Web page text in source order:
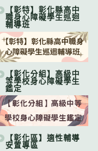
【彰特】彰化縣高中
職身心障礙學生巡迴
輔導班
【彰化分組】高級中
等學校身心障礙學生
鑑定
【彰化區】適性輔導
安置專區